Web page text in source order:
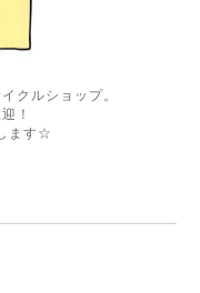
クルショップ。
！
ます☆